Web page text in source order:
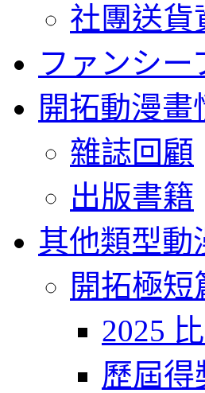
社團送貨
ファンシー
開拓動漫畫
雜誌回顧
出版書籍
其他類型動
開拓極短
2025
歷屆得